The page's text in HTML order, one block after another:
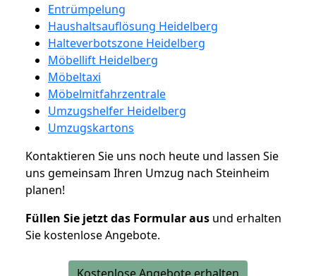
Entrümpelung
Haushaltsauflösung Heidelberg
Halteverbotszone Heidelberg
Möbellift Heidelberg
Möbeltaxi
Möbelmitfahrzentrale
Umzugshelfer Heidelberg
Umzugskartons
Kontaktieren Sie uns noch heute und lassen Sie
uns gemeinsam Ihren Umzug nach Steinheim
planen!
Füllen Sie jetzt das Formular aus und erhalten
Sie kostenlose Angebote.
Kostenlose Angebote erhalten